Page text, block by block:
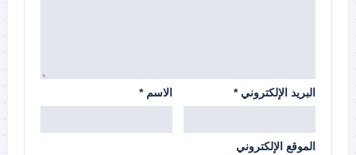
الاسم* البريد الإلكتروني*
الموقع الإلكتروني